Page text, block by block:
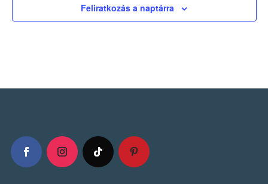
Feliratkozás a naptárra